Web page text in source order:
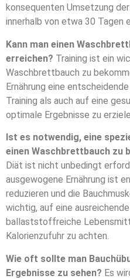
konsequenten Umsetzung
innerhalb von etwa 30 Tagen
Kann man einen
erreichen? Training ist ein
Waschbrettbauch zu
Ernährung eine
Training als auch auf eine
optimale Ergebnisse zu
Ist es notwendig, eine
einen Waschbrettbauch zu
Diät ist nicht unbedingt
ausgewogene Ernährung ist
reduzieren und die
wichtig, auf eine
ballaststoffreiche
Kalorienzufuhr zu achten.
Wie oft sollte man
Ergebnisse zu sehen? Es